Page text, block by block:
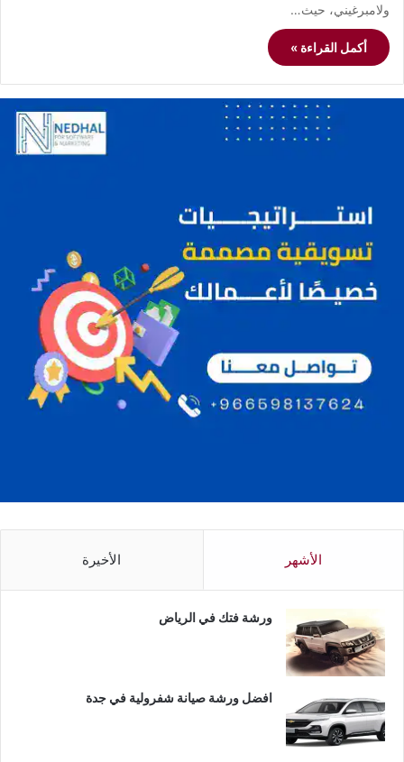
ولامبرغيني، حيث…
أكمل القراءة »
الأشهر الأخيرة
ورشة فتك في الرياض
افضل ورشة صيانة شفرولية في جدة